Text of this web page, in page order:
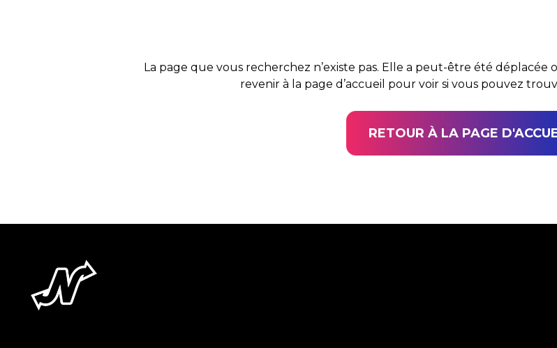
La page que vous recherchez n’existe pas. Elle a peut-être été
revenir à la page d’accueil pour voir si vous pouvez
RETOUR À LA PAGE